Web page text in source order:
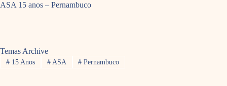
ASA 15 anos – Pernambuco
Temas Archive
#15 Anos #ASA # Pernambuco